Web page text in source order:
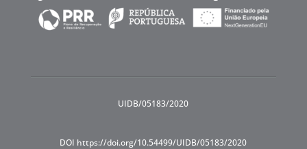
UIDB/05183/2020
DOI https://doi.org/10.54499/UIDB/05183/2020